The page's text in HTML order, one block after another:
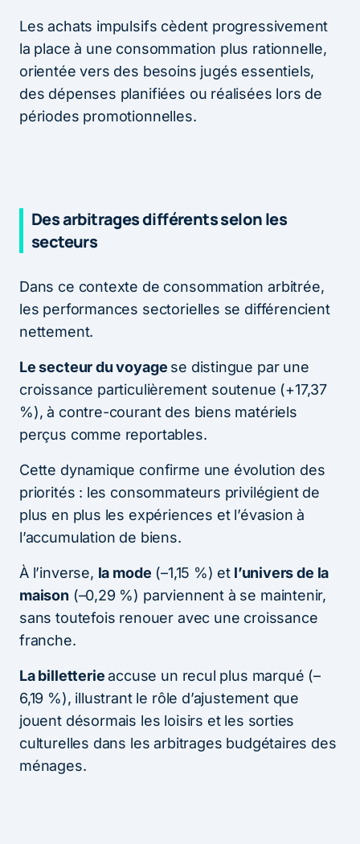
Les achats impulsifs cèdent progressivement
la place à une consommation plus rationnelle,
orientée vers des besoins jugés essentiels,
des dépenses planifiées ou réalisées lors de
périodes promotionnelles.
Des arbitrages différents selon les
secteurs
Dans ce contexte de consommation arbitrée,
les performances sectorielles se différencient
nettement.
Le secteur du voyage se distingue par une
croissance particulièrement soutenue (+17,37
%), à contre-courant des biens matériels
perçus comme reportables.
Cette dynamique confirme une évolution des
priorités : les consommateurs privilégient de
plus en plus les expériences et l’évasion à
l’accumulation de biens.
À l’inverse, la mode (–1,15 %) et l’univers de la
maison (–0,29 %) parviennent à se maintenir,
sans toutefois renouer avec une croissance
franche.
La billetterieaccuse un recul plus marqué (–
6,19 %), illustrant le rôle d’ajustement que
jouent désormais les loisirs et les sorties
culturelles dans les arbitrages budgétaires des
ménages.